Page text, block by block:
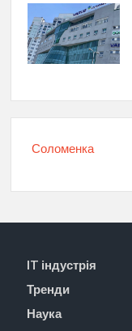
Соломенка
IT індустрія
Тренди
Наука